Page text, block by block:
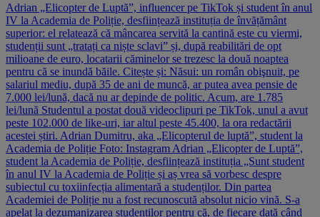
Adrian „Elicopter de Luptă”, influencer pe TikTok și student în anul
IV la Academia de Poliție, desființează instituția de învățământ
superior: el relatează că mâncarea servită la cantină este cu viermi,
studenții sunt „tratați ca niște sclavi” și, după reabilitări de opt
milioane de euro, locatarii căminelor se trezesc la două noaptea
pentru că se inundă băile. Citește și: Năsui: un român obişnuit, pe
salariul mediu, după 35 de ani de muncă, ar putea avea pensie de
7.000 lei/lună, dacă nu ar depinde de politic. Acum, are 1.785
lei/lună Studentul a postat două videoclipuri pe TikTok, unul a avut
peste 102.000 de like-uri, iar altul peste 45.400, la ora redactării
acestei știri. Adrian Dumitru, aka „Elicopterul de luptă”, student la
Academia de Poliție Foto: Instagram Adrian „Elicopter de Luptă”,
student la Academia de Poliție, desființează instituția „Sunt student
în anul IV la Academia de Poliție și aș vrea să vorbesc despre
subiectul cu toxiinfecția alimentară a studenților. Din partea
Academiei de Poliție nu a fost recunoscută absolut nicio vină. S-a
apelat la dezumanizarea studenților pentru că, de fiecare dată când